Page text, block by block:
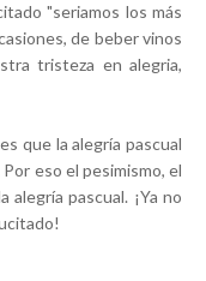
"seriamos los más
de beber vinos
tristeza en alegria,
que la alegría pascual
eso el pesimismo, el
pascual. ¡Ya no